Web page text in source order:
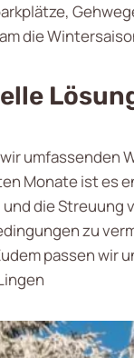
die
umfassenden
Monate ist es
die Streuung
zu
passen wir